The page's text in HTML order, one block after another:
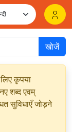
खोजें
कृपया
शब्द एवम्
सुविधाएँ जोड़ने